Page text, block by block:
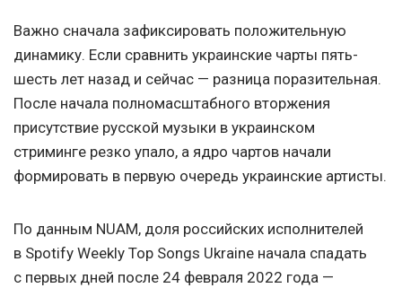
Важно сначала зафиксировать положительную
динамику. Если сравнить украинские чарты пять-
шесть лет назад и сейчас — разница поразительная.
После начала полномасштабного вторжения
присутствие русской музыки в украинском
стриминге резко упало, а ядро чартов начали
формировать в первую очередь украинские артисты.
По данным NUAM, доля российских исполнителей
в Spotify Weekly Top Songs Ukraine начала спадать
с первых дней после 24 февраля 2022 года —